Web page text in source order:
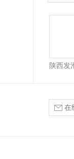
保温板销售批发厂家
在